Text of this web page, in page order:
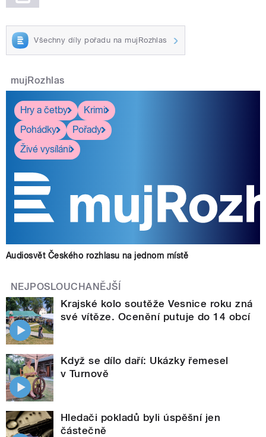
Všechny díly pořadu na mujRozhlas
mujRozhlas
Hry a četby
Krimi
Pohádky
Pořady
Živé vysílání
Audiosvět Českého rozhlasu na jednom místě
NEJPOSLOUCHANĚJŠÍ
Krajské kolo soutěže Vesnice roku zná
své vítěze. Ocenění putuje do 14 obcí
Když se dílo daří: Ukázky řemesel
v Turnově
Hledači pokladů byli úspěšní jen
částečně